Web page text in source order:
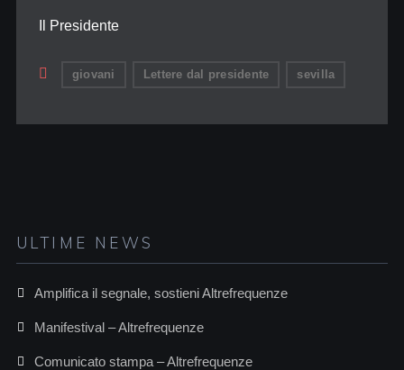
Il Presidente
giovani Lettere dal presidente sevilla
ULTIME NEWS
Amplifica il segnale, sostieni Altrefrequenze
Manifestival – Altrefrequenze
Comunicato stampa – Altrefrequenze